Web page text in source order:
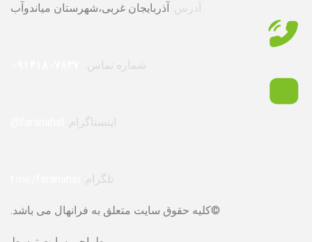
آدرس: آذربایجان غربی،شهرستان میاندوآب
شماره تماس:
اینستاگرام:
تلگرام:
©کلیه حقوق سایت متعلق به فرانهال می باشد.